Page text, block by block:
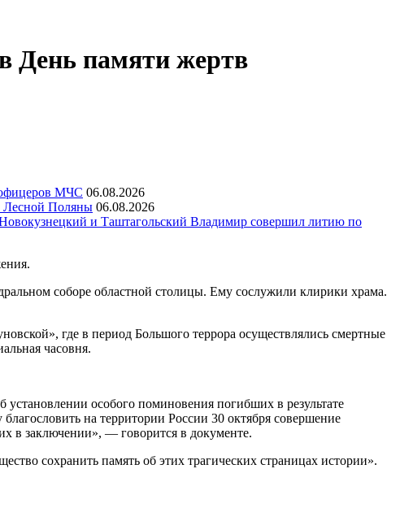
День памяти жертв
МЧС 06.08.2026
Лесной Поляны 06.08.2026
и Таштагольский Владимир совершил литию по
соборе областной столицы. Ему сослужили клирики храма.
где в период Большого террора осуществлялись смертные
часовня.
особого поминовения погибших в результате
на территории России 30 октября совершение
в заключении», — говорится в документе.
сохранить память об этих трагических страницах истории».